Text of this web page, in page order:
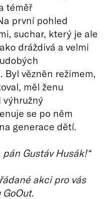
téměř
první pohled
suchar, který je ale
dráždivá a velmi
vězněn režimem,
měl ženu
výhružný
se po něm
generace dětí.
Gustáv Husák!“
akci pro vás